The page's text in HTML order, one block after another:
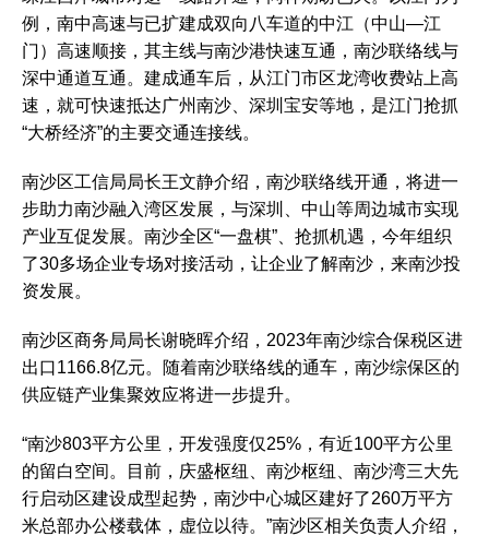
例，南中高速与已扩建成双向八车道的中江（中山—江
门）高速顺接，其主线与南沙港快速互通，南沙联络线与
深中通道互通。建成通车后，从江门市区龙湾收费站上高
速，就可快速抵达广州南沙、深圳宝安等地，是江门抢抓
“大桥经济”的主要交通连接线。
南沙区工信局局长王文静介绍，南沙联络线开通，将进一
步助力南沙融入湾区发展，与深圳、中山等周边城市实现
产业互促发展。南沙全区“一盘棋”、抢抓机遇，今年组织
了30多场企业专场对接活动，让企业了解南沙，来南沙投
资发展。
南沙区商务局局长谢晓晖介绍，2023年南沙综合保税区进
出口1166.8亿元。随着南沙联络线的通车，南沙综保区的
供应链产业集聚效应将进一步提升。
“南沙803平方公里，开发强度仅25%，有近100平方公里
的留白空间。目前，庆盛枢纽、南沙枢纽、南沙湾三大先
行启动区建设成型起势，南沙中心城区建好了260万平方
米总部办公楼载体，虚位以待。”南沙区相关负责人介绍，